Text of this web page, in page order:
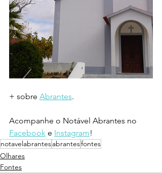
+ sobre Abrantes.
Acompanhe o Notável Abrantes no
Facebook e Instagram!
notavelabrantesabrantesfontes
Olhares
Fontes